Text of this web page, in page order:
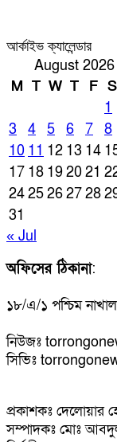
আর্কাইভ ক্যালেন্ডার
August 2026
M T W T F S
1
3
4 5 6 7 8
10 11 12 13 14
17 18 192021
2425262728
31
« Jul
অফিসের ঠিকানা:
১৮/এ/১ পশ্চিম
নিউজঃ
সিভিঃ
প্রকাশকঃ দেলোয়ার
সম্পাদকঃ মোঃ